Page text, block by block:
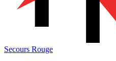
Secours Rouge